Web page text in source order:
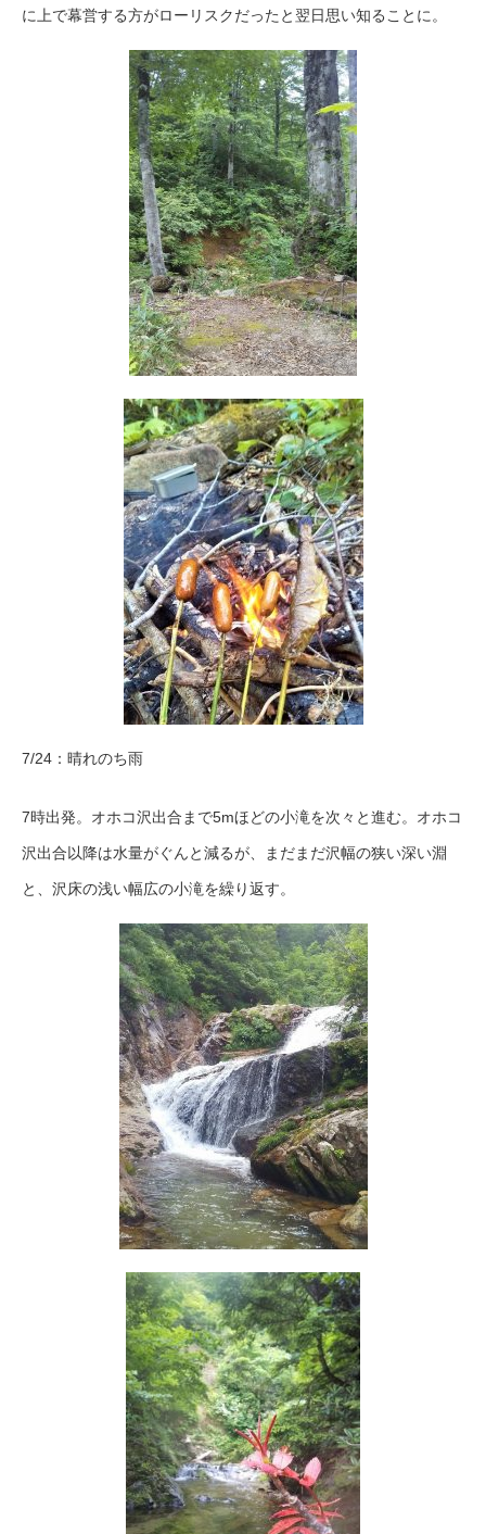
に上で幕営する方がローリスクだったと翌日思い知ることに。
7/24：晴れのち雨
7時出発。オホコ沢出合まで5mほどの小滝を次々と進む。オホコ
沢出合以降は水量がぐんと減るが、まだまだ沢幅の狭い深い淵
と、沢床の浅い幅広の小滝を繰り返す。